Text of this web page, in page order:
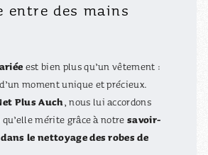
entre des mains
est bien plus qu’un vêtement :
moment unique et précieux.
Plus Auch, nous lui accordons
mérite grâce à notresavoir-
le nettoyage des robes de